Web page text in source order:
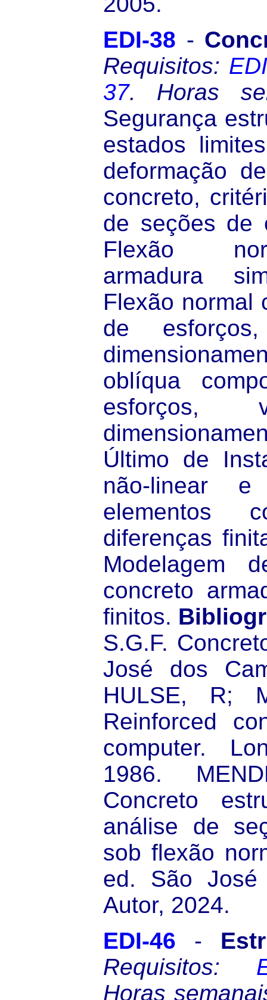
EDI-38 -
Requisitos:
37. Horas
Segurança
estados
deformação
concreto,
de seções de
Flexão
armadura
Flexão normal
de
oblíqua
esforços,
Último de
não-linear
elementos
diferenças
Modelagem
concreto
finitos.
S.G.F.
José dos
HULSE, R;
Reinforced
computer.
1986.
Concreto
análise de
sob flexão
ed. São
Autor, 2024.
EDI-46 -
Requisitos:
Horas